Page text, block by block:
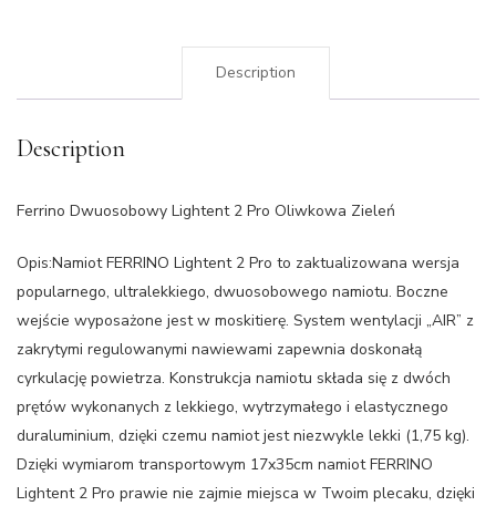
Description
Description
Ferrino Dwuosobowy Lightent 2 Pro Oliwkowa Zieleń
Opis:Namiot FERRINO Lightent 2 Pro to zaktualizowana wersja
popularnego, ultralekkiego, dwuosobowego namiotu. Boczne
wejście wyposażone jest w moskitierę. System wentylacji „AIR” z
zakrytymi regulowanymi nawiewami zapewnia doskonałą
cyrkulację powietrza. Konstrukcja namiotu składa się z dwóch
prętów wykonanych z lekkiego, wytrzymałego i elastycznego
duraluminium, dzięki czemu namiot jest niezwykle lekki (1,75 kg).
Dzięki wymiarom transportowym 17x35cm namiot FERRINO
Lightent 2 Pro prawie nie zajmie miejsca w Twoim plecaku, dzięki